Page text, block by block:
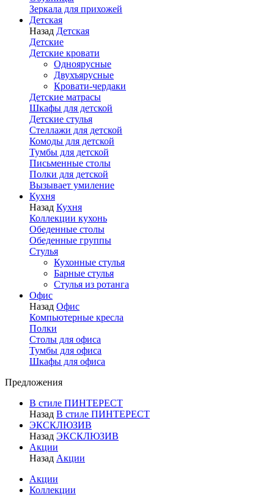
Зеркала для прихожей
Детская
Назад Детская
Детские
Детские кровати
Одноярусные
Двухъярусные
Кровати-чердаки
Детские матрасы
Шкафы для детской
Детские стулья
Стеллажи для детской
Комоды для детской
Тумбы для детской
Письменные столы
Полки для детской
Вызывает умиление
Кухня
Назад Кухня
Коллекции кухонь
Обеденные столы
Обеденные группы
Стулья
Кухонные стулья
Барные стулья
Стулья из ротанга
Офис
Назад Офис
Компьютерные кресла
Полки
Столы для офиса
Тумбы для офиса
Шкафы для офиса
Предложения
В стиле ПИНТЕРЕСТ
Назад В стиле ПИНТЕРЕСТ
ЭКСКЛЮЗИВ
Назад ЭКСКЛЮЗИВ
Акции
Назад Акции
Акции
Коллекции